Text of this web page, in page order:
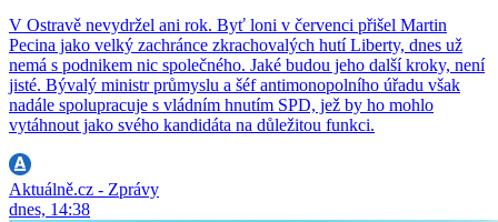
V Ostravě nevydržel ani rok. Byť loni v červenci přišel Martin
Pecina jako velký zachránce zkrachovalých hutí Liberty, dnes už
nemá s podnikem nic společného. Jaké budou jeho další kroky, není
jisté. Bývalý ministr průmyslu a šéf antimonopolního úřadu však
nadále spolupracuje s vládním hnutím SPD, jež by ho mohlo
vytáhnout jako svého kandidáta na důležitou funkci.
Aktuálně.cz - Zprávy
dnes, 14:38